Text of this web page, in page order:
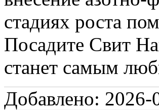
стадиях роста
Посадите Свит
станет самым
Добавлено: